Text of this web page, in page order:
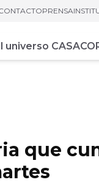
PRENSA
busca
menos tres
que